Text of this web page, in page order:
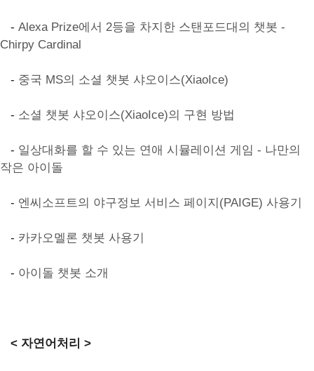
- Alexa Prize에서 2등을 차지한 스탠포드대의 챗봇 -
Chirpy Cardinal
- 중국 MS의 소셜 챗봇 샤오이스(XiaoIce)
- 소셜 챗봇 샤오이스(XiaoIce)의 구현 방법
- 일상대화를 할 수 있는 연애 시뮬레이션 게임 - 나만의
작은 아이돌
- 엔씨소프트의 야구정보 서비스 페이지(PAIGE) 사용기
- 카카오멜론 챗봇 사용기
- 아이돌 챗봇 소개
< 자연어처리 >